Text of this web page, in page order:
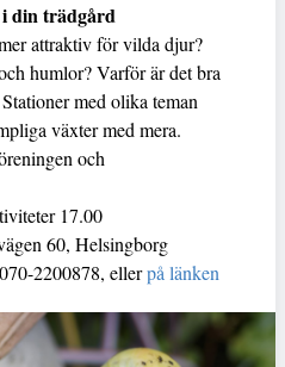
din trädgård
attraktiv för vilda djur?
humlor? Varför är det bra
med olika teman
växter med mera.
och
17.00
60, Helsingborg
2200878, ellerpå länken